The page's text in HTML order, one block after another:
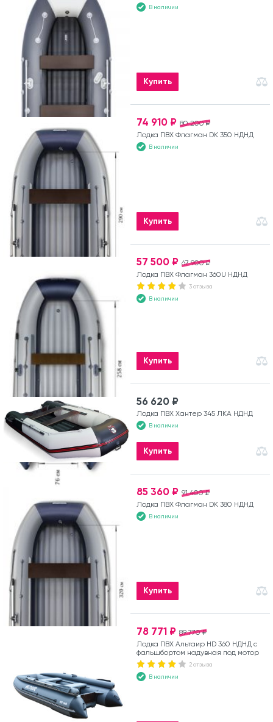
В наличии
Купить
80 200 ₽
74 910 ₽
Лодка ПВХ Флагман DK 350 НДНД
В наличии
Купить
67 900 ₽
57 500 ₽
Лодка ПВХ Флагман 360U НДНД
3 отзыва
В наличии
Купить
56 620 ₽
Лодка ПВХ Хантер 345 ЛКА НДНД
В наличии
Купить
91 400 ₽
85 360 ₽
Лодка ПВХ Флагман DK 380 НДНД
В наличии
Купить
89 770 ₽
78 771 ₽
Лодка ПВХ Альтаир HD 360 НДНД с
фальшбортом надувная под мотор
2 отзыва
В наличии